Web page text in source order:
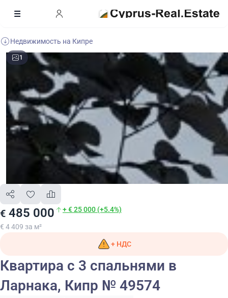
Недвижимость на Кипре
1
€ 485 000 + € 25 000 (+5.4%)
€ 4 409 за м²
+ НДС
Квартира с 3 спальнями в
Ларнака, Кипр № 49574